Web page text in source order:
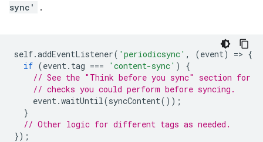
sync'
.
self.addEventListener( 'periodicsync' , (event) => {
if (event. tag === 'content-sync' )
{
// See the "Think before you sync" section for
// checks you could perform before syncing.
event.waitUntil(syncContent());
}
// Other logic for different tags as needed.
});